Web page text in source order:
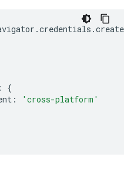
.credentials .create
:
{
:
'cross-platform'